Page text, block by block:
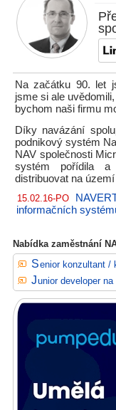
Na začátku 90. let
jsme si ale
bychom naši firmu
Díky navázání
podnikový systém
NAV společnosti
systém pořídila
distribuovat na
15.02.16-PO
informačních
Nabídka zaměstnání
Senior konzultant
Junior developer